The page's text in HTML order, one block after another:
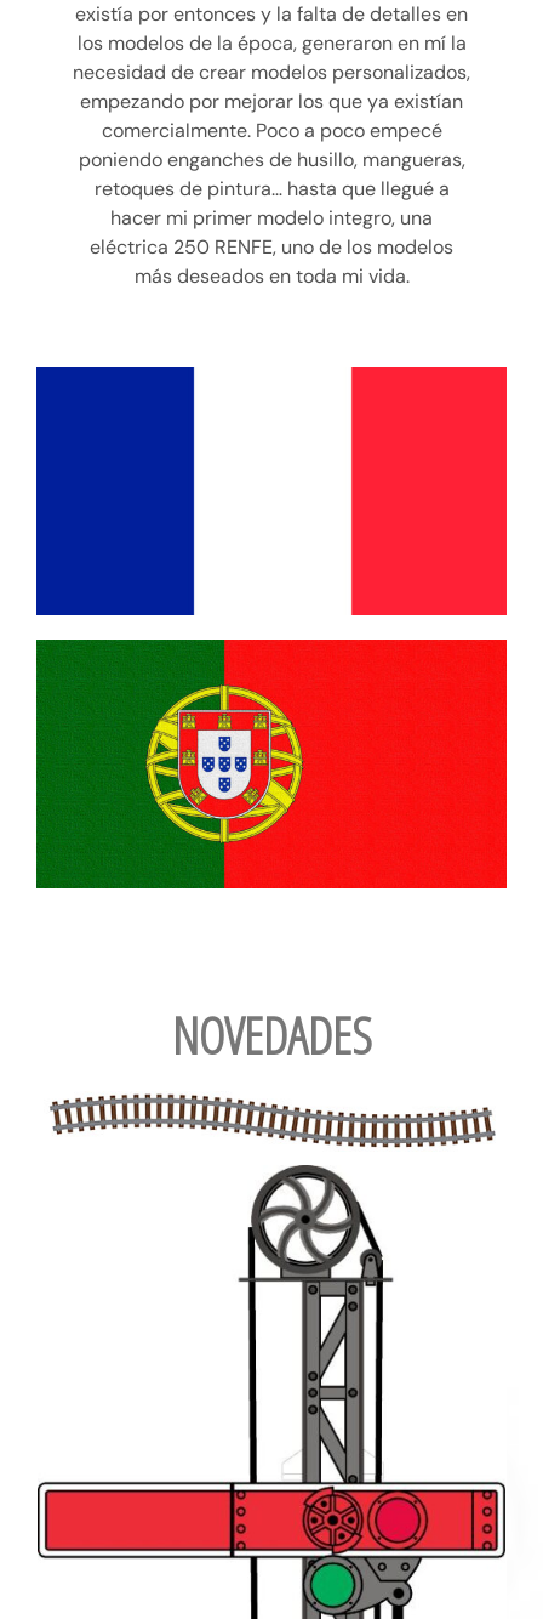
existía por entonces y la falta de detalles en
los modelos de la época, generaron en mí la
necesidad de crear modelos personalizados,
empezando por mejorar los que ya existían
comercialmente. Poco a poco empecé
poniendo enganches de husillo, mangueras,
retoques de pintura… hasta que llegué a
hacer mi primer modelo integro, una
eléctrica 250 RENFE, uno de los modelos
más deseados en toda mi vida.
NOVEDADES